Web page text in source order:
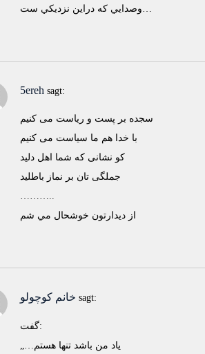
5ereh sagt:
سجده بر پست و رياست می کنيم
با خدا هم ما سياست می کنيم
کو نشانی که شما اهل دليد
جملگی تان بر نماز باطليد
از ديدارتون خوشحال مي شم
خانم کوچولو sagt:
گفت:
„…ياد من باشد تنها هستم